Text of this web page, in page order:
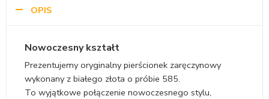
OPIS
Nowoczesny kształt
Prezentujemy oryginalny pierścionek zaręczynowy
wykonany z białego złota o próbie 585.
To wyjątkowe połączenie nowoczesnego stylu,